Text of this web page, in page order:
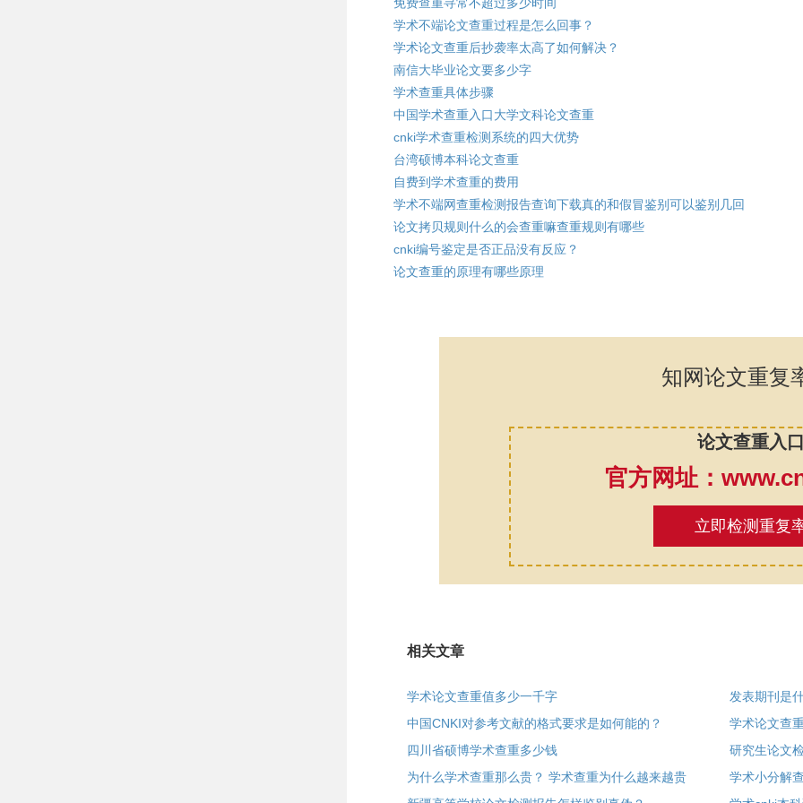
学术不端论文查重过程是怎么回事？
学术论文查重后抄袭率太高了如何解决？
南信大毕业论文要多少字
学术查重具体步骤
中国学术查重入口大学文科论文查重
cnki学术查重检测系统的四大优势
台湾硕博本科论文查重
自费到学术查重的费用
学术不端网查重检测报告查询下载真的和假冒鉴别可以鉴别几回
论文拷贝规则什么的会查重嘛查重规则有哪些
cnki编号鉴定是否正品没有反应？
论文查重的原理有哪些原理
知网论文重复
论文查重入
官方网址：
立即检测重复
相关文章
学术论文查重值多少一千字
中国CNKI对参考文献的格式要求是如何能的？
四川省硕博学术查重多少钱
为什么学术查重那么贵？ 学术查重为什么越来越贵
发表期刊是
学术论文查
研究生论文
学术小分解